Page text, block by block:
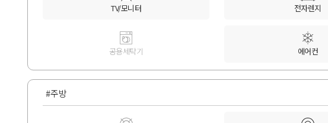
TV/모니터 전자렌지
공용세탁기 에어컨
#주방